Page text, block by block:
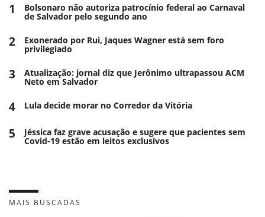
1 Bolsonaro não autoriza patrocínio federal ao Carnaval
de Salvador pelo segundo ano
2 Exonerado por Rui, Jaques Wagner está sem foro
privilegiado
3 Atualização: jornal diz que Jerônimo ultrapassou ACM
Neto em Salvador
4 Lula decide morar no Corredor da Vitória
5 Jéssica faz grave acusação e sugere que pacientes sem
Covid-19 estão em leitos exclusivos
MAIS BUSCADAS